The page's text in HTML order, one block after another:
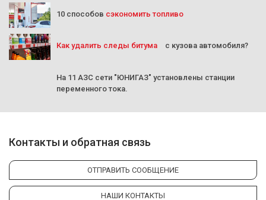
10 способов сэкономить топливо
Как удалить следы битума с кузова автомобиля?
На 11 АЗС сети "ЮНИГАЗ" установлены станции
переменного тока.
Контакты и обратная связь
ОТПРАВИТЬ СООБЩЕНИЕ
НАШИ КОНТАКТЫ